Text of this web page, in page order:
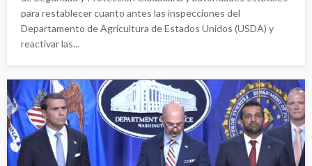
para restablecer cuanto antes las inspecciones del
Departamento de Agricultura de Estados Unidos (USDA) y
reactivar las...